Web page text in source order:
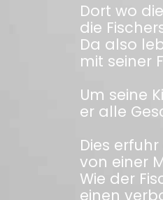
Dort wo
die
Da also
mit seiner
Um seine
er alle
Dies
von einer
Wie der
einen